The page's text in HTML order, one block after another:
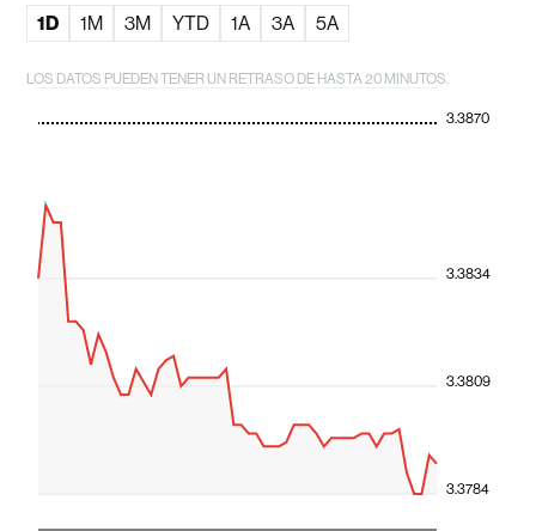
1D 1M 3M YTD 1A 3A 5A
LOS DATOS PUEDEN TENER UN RETRASO DE HASTA 20 MINUTOS.
3.3784
3.3809
3.3834
3.3870